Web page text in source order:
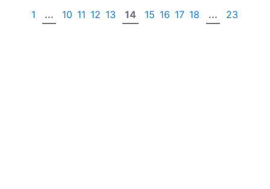
1 ... 10 11 12 13 14 15 16 17 18 ... 23